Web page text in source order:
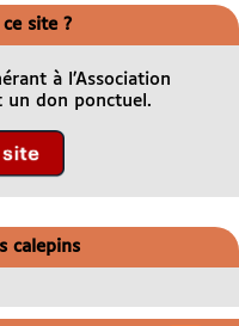
site ?
à l’Association
un don ponctuel.
calepins